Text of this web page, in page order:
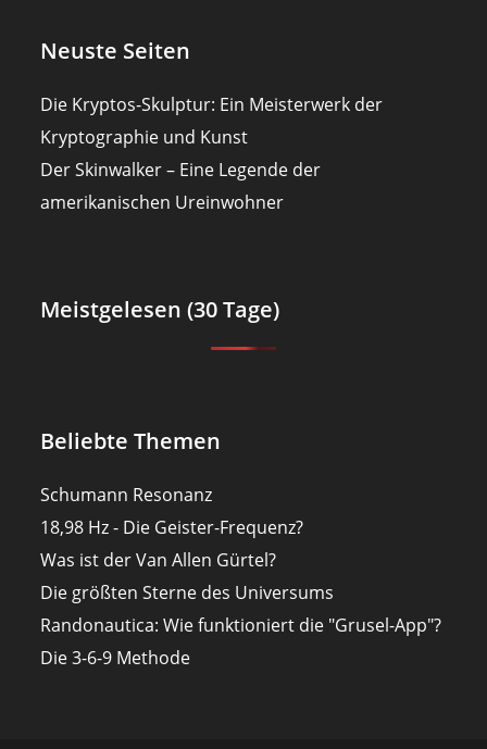
Neuste Seiten
Die Kryptos-Skulptur: Ein Meisterwerk der
Kryptographie und Kunst
Der Skinwalker – Eine Legende der
amerikanischen Ureinwohner
Meistgelesen (30 Tage)
Beliebte Themen
Schumann Resonanz
18,98 Hz - Die Geister-Frequenz?
Was ist der Van Allen Gürtel?
Die größten Sterne des Universums
Randonautica: Wie funktioniert die "Grusel-App"?
Die 3-6-9 Methode